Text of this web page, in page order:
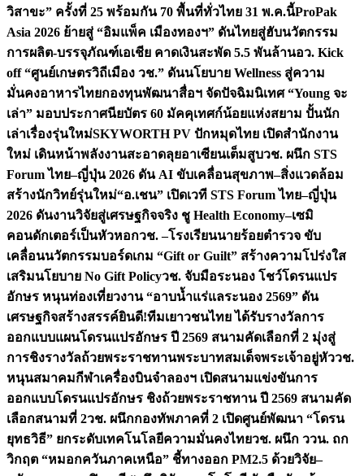
วิสาขะ” ครั้งที่ 25 พร้อมกัน 70 พื้นที่ทั่วไทย 31 พ.ค.นี้ProPak
Asia 2026 ย้ายสู่ “อิมแพ็ค เมืองทองฯ” ดันไทยสู่ฮับนวัตกรรม
การผลิต-บรรจุภัณฑ์เอเชีย คาดเงินสะพัด 5.5 พันล้านอว. Kick
off “ศูนย์เกษตรวิถีเมือง วช.” ดันนโยบาย Wellness สู่ความ
มั่นคงอาหารไทยกองทุนพัฒนาสื่อฯ จัดปัจฉิมนิเทศ “Young จะ
เล่า” มอบประกาศนียบัตร 60 มัคคุเทศก์น้อยแห่งสยาม ปั้นนัก
เล่าเรื่องรุ่นใหม่SKYWORTH PV ปักหมุดไทย เปิดสำนักงาน
ใหม่ เดินหน้าพลังงานสะอาดลุยอาเซียนเต็มสูบวช. ผนึก STS
Forum ไทย–ญี่ปุ่น 2026 ดัน AI ขับเคลื่อนสุขภาพ–สิ่งแวดล้อม
สร้างนักวิทย์รุ่นใหม่“อ.เชน” เปิดเวที STS Forum ไทย–ญี่ปุ่น
2026 ดันงานวิจัยสู่เศรษฐกิจจริง ชู Health Economy–เซมิ
คอนดักเตอร์เป็นหัวหอกวช. –โรงเรียนนายร้อยตำรวจ ขับ
เคลื่อนนวัตกรรมบอร์ดเกม “Gift or Guilt” สร้างความโปร่งใส
เสริมนโยบาย No Gift Policyวช. จับมือระนอง โชว์โดรนแปร
อักษร หนุนท่องเที่ยวงาน “อาบน้ำแร่แลระนอง 2569” ดัน
เศรษฐกิจสร้างสรรค์ยินดี!ทีมเยาวชนไทย ได้รับรางวัลการ
ออกแบบแผนโดรนแปรอักษร ปี 2569 สนามคัดเลือกที่ 2 มุ่งสู่
การชิงรางวัลถ้วยพระราชทานพระบาทสมเด็จพระเจ้าอยู่หัววช.
หนุนสมาคมกีฬาเครื่องบินจำลองฯ เปิดสนามแข่งขันการ
ออกแบบโดรนแปรอักษร ชิงถ้วยพระราชทาน ปี 2569 สนามคัด
เลือกสนามที่ 2วช. ผนึกกองทัพภาคที่ 2 เปิดศูนย์พัฒนา “โดรน
ยุทธวิธี” ยกระดับเทคโนโลยีความมั่นคงไทยวช. ผนึก ววน. ถก
วิกฤต “หมอกควันภาคเหนือ” ชี้ทางออก PM2.5 ด้วยวิจัย–